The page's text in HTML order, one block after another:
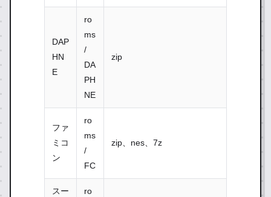
DAP
HN
E
ro
ms
/
DA
PH
NE
zip
ファ
ミコ
ン
ro
ms
/
FC
zip、nes、7z
スー
ro